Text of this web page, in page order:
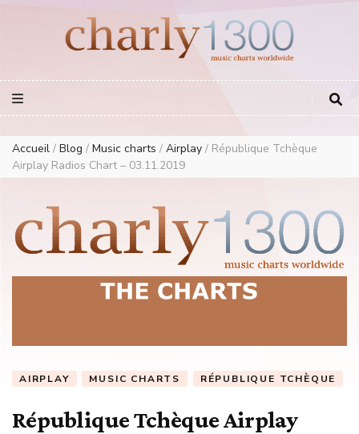
European Music Charts plus USA and Australia
Accueil / Blog / Music charts / Airplay / République Tchèque
Airplay Radios Chart – 03.11.2019
AIRPLAY MUSIC CHARTS RÉPUBLIQUE TCHÈQUE
République Tchèque Airplay